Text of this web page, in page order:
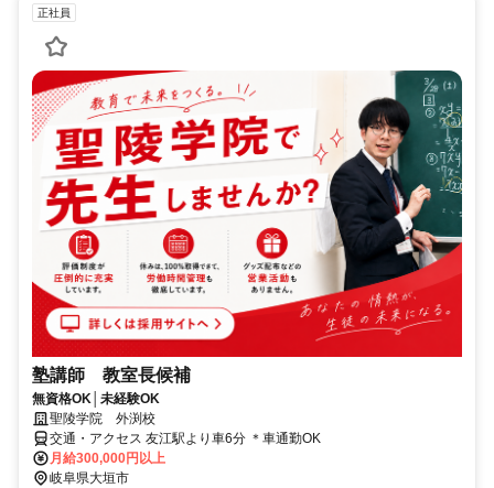
正社員
塾講師 教室長候補
無資格OK│未経験OK
聖陵学院 外渕校
交通・アクセス 友江駅より車6分 ＊車通勤OK
月給300,000円以上
岐阜県大垣市